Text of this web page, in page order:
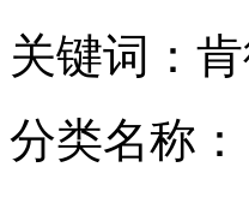
关键词：
分类名称：